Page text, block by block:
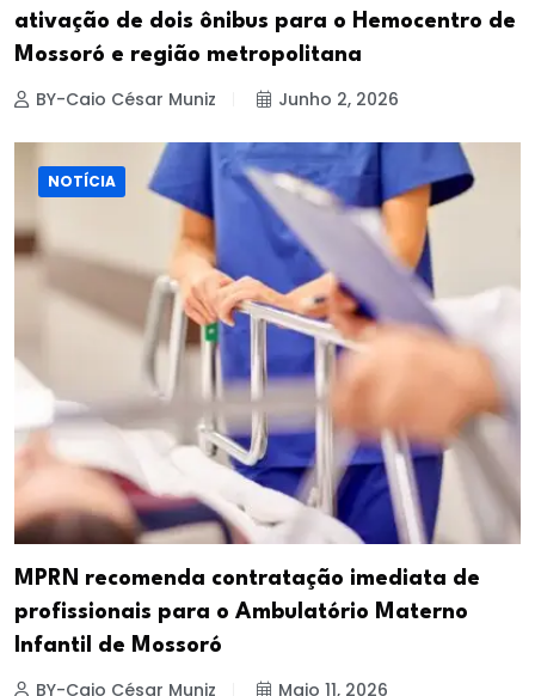
ativação de dois ônibus para o Hemocentro de
Mossoró e região metropolitana
BY-Caio César Muniz Junho 2, 2026
NOTÍCIA
MPRN recomenda contratação imediata de
profissionais para o Ambulatório Materno
Infantil de Mossoró
BY-Caio César Muniz Maio 11, 2026